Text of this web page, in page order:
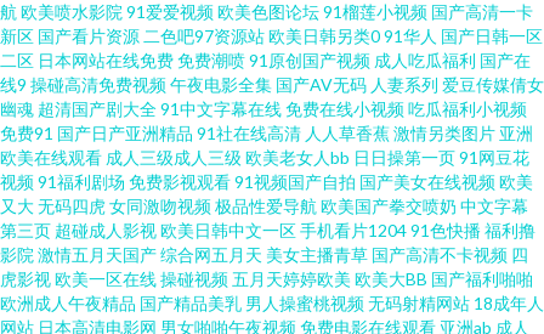
日韩视频网站导航 亚洲微拍福利 91色导网站 超碰人人三级 黑料自拍网 美女
免费三级 日本啪啪啪视频 午夜免费体验 91蜜臀不卡 久草性爱短视频 先锋av
影视导航 69成人视频 草逼电影网站 韩国av网址网站 欧美人妖五月天 伊人青
青 超碰人一本道 欧洲A级网站 中文字幕视频91 黄色图片 欧美操bb 色色视频
91c网站 超碰97中文 欧色图综合 午夜av网 超碰在线一起 激情小色网 日韩VA
五月花成人 午夜视频97 天天草视频 AV福利页 国产精选9191 欧美性交一二三
航 欧美喷水影院 91爱爱视频欧美色图论坛91榴莲小视频 国产高清一卡
新区 国产看片资源 二色吧97资源站欧美日韩另类091华人 国产日韩一区
二区 日本网站在线免费免费潮喷91原创国产视频 成人吃瓜福利 国产在
线9 操碰高清免费视频午夜电影全集 国产AV无码 人妻系列 爱豆传媒倩女
幽魂 超清国产剧大全91中文字幕在线免费在线小视频吃瓜福利小视频
免费91 国产日产亚洲精品 91社在线高清 人人草香蕉激情另类图片 亚洲
欧美在线观看 成人三级成人三级 欧美老女人bb 日日操第一页91网豆花
视频91福利剧场 免费影视观看91视频国产自拍 国产美女在线视频欧美
又大无码四虎女同激吻视频极品性爱导航 欧美国产拳交喷奶 中文字幕
第三页 超碰成人影视欧美日韩中文一区手机看片120491色快播福利撸
影院 激情五月天国产综合网五月天 美女主播青草 国产高清不卡视频 四
虎影视欧美一区在线操碰视频五月天婷婷欧美 欧美大BB 国产福利啪啪
欧洲成人午夜精品 国产精品美乳 男人操蜜桃视频无码射精网站 18成年人
网站 日本高清电影网 男女啪啪午夜视频免费电影在线观看 亚洲ab 成人